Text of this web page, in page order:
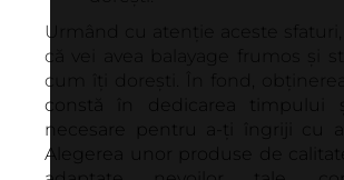
Urmând cu atenție aceste
că vei avea balayage frumos și
cum îți dorești. În fond,
constă în dedicarea timpului
necesare pentru a-ți îngriji cu
Alegerea unor produse de